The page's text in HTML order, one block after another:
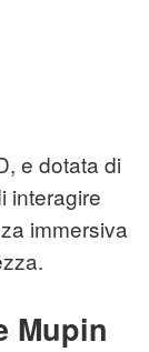
e dotata di
interagire
immersiva
Mupin